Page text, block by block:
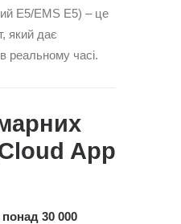
E5/EMS E5) – це
який дає
реальному часі.
App
понад 30 000